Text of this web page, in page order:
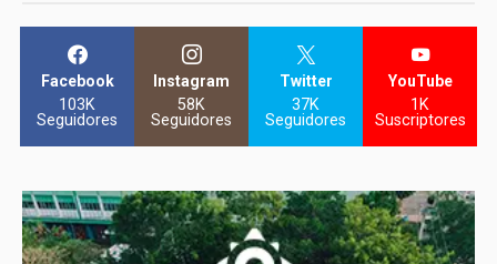
Facebook
103K
Seguidores
Instagram
58K
Seguidores
Twitter
37K
Seguidores
YouTube
1K
Suscriptores